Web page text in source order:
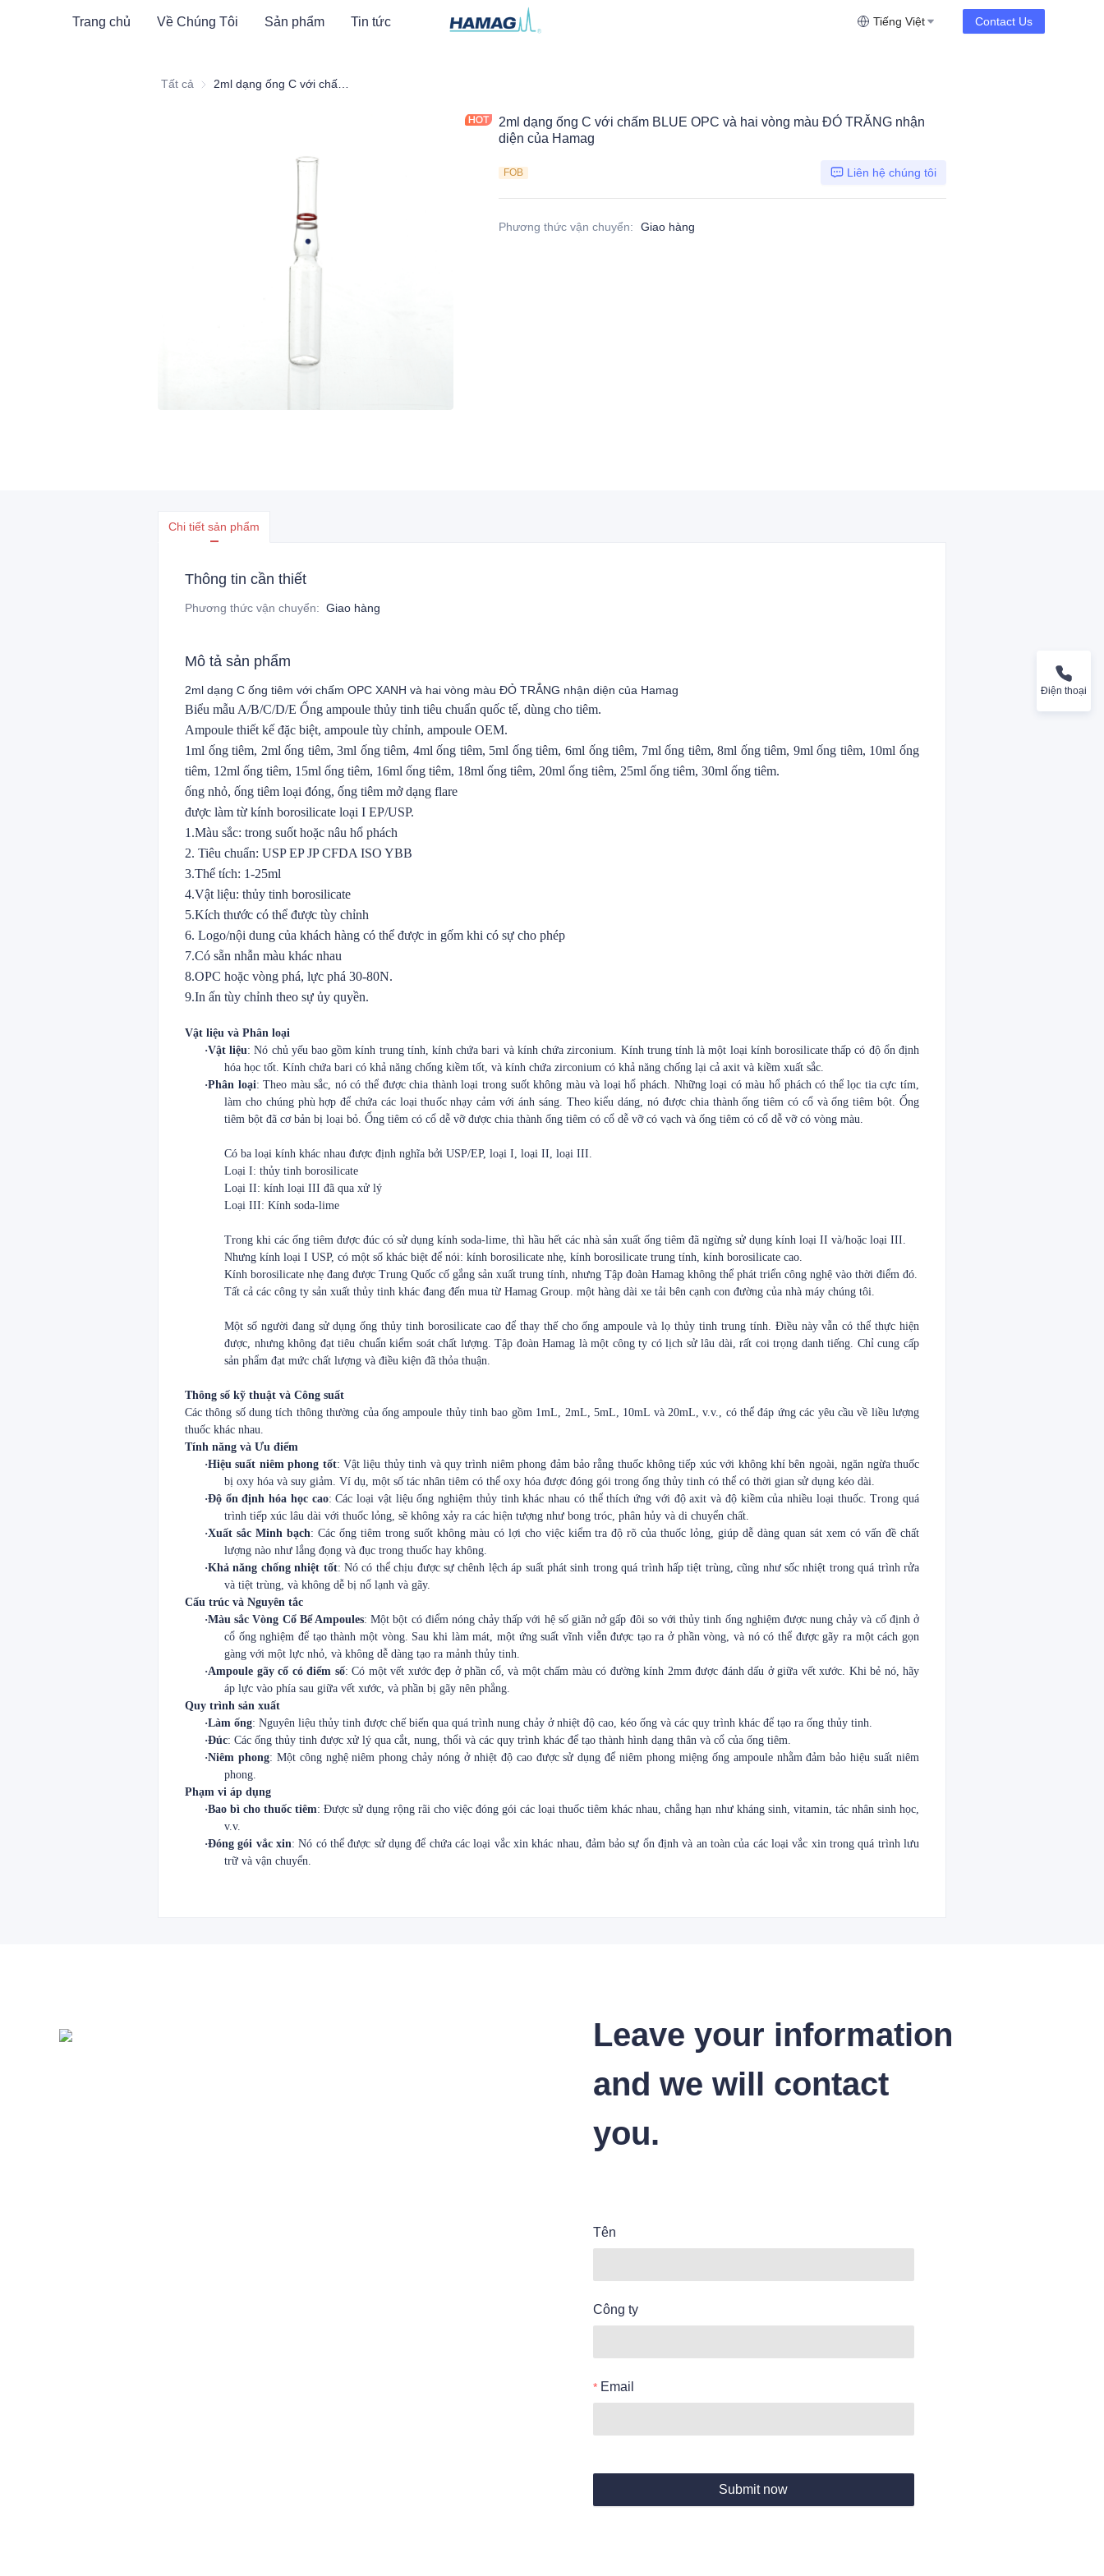
Trang chủ Về Chúng Tôi Sản phẩm Tin tức Tiếng Việt Contact Us
Tất cả
2ml dạng ống C với chấm BLUE OPC và hai vòng màu ĐỎ TRẮNG nhận
diện của Hamag
FOB Liên hệ chúng tôi
Phương thức vận chuyển: Giao hàng
Chi tiết sản phẩm
Thông tin cần thiết
Phương thức vận chuyển: Giao hàng
Mô tả sản phẩm
2ml dạng C ống tiêm với chấm OPC XANH và hai vòng màu ĐỎ TRẮNG nhận diện của Hamag
Biểu mẫu A/B/C/D/E Ống ampoule thủy tinh tiêu chuẩn quốc tế, dùng cho tiêm.
Ampoule thiết kế đặc biệt, ampoule tùy chỉnh, ampoule OEM.
1ml ống tiêm, 2ml ống tiêm, 3ml ống tiêm, 4ml ống tiêm, 5ml ống tiêm, 6ml ống tiêm, 7ml ống tiêm, 8ml ống tiêm, 9ml ống tiêm, 10ml ống
tiêm, 12ml ống tiêm, 15ml ống tiêm, 16ml ống tiêm, 18ml ống tiêm, 20ml ống tiêm, 25ml ống tiêm, 30ml ống tiêm.
ống nhỏ, ống tiêm loại đóng, ống tiêm mở dạng flare
được làm từ kính borosilicate loại I EP/USP.
1.Màu sắc: trong suốt hoặc nâu hổ phách
2. Tiêu chuẩn: USP EP JP CFDA ISO YBB
3.Thể tích: 1-25ml
4.Vật liệu: thủy tinh borosilicate
5.Kích thước có thể được tùy chỉnh
6. Logo/nội dung của khách hàng có thể được in gốm khi có sự cho phép
7.Có sẵn nhẫn màu khác nhau
8.OPC hoặc vòng phá, lực phá 30-80N.
9.In ấn tùy chỉnh theo sự ủy quyền.
Vật liệu và Phân loại
·Vật liệu: Nó chủ yếu bao gồm kính trung tính, kính chứa bari và kính chứa zirconium. Kính trung tính là một loại kính borosilicate thấp có độ ổn định
hóa học tốt. Kính chứa bari có khả năng chống kiềm tốt, và kính chứa zirconium có khả năng chống lại cả axit và kiềm xuất sắc.
·Phân loại: Theo màu sắc, nó có thể được chia thành loại trong suốt không màu và loại hổ phách. Những loại có màu hổ phách có thể lọc tia cực tím,
làm cho chúng phù hợp để chứa các loại thuốc nhạy cảm với ánh sáng. Theo kiểu dáng, nó được chia thành ống tiêm có cổ và ống tiêm bột. Ống
tiêm bột đã cơ bản bị loại bỏ. Ống tiêm có cổ dễ vỡ được chia thành ống tiêm có cổ dễ vỡ có vạch và ống tiêm có cổ dễ vỡ có vòng màu.
Có ba loại kính khác nhau được định nghĩa bởi USP/EP, loại I, loại II, loại III.
Loại I: thủy tinh borosilicate
Loại II: kính loại III đã qua xử lý
Loại III: Kính soda-lime
Trong khi các ống tiêm được đúc có sử dụng kính soda-lime, thì hầu hết các nhà sản xuất ống tiêm đã ngừng sử dụng kính loại II và/hoặc loại III.
Nhưng kính loại I USP, có một số khác biệt để nói: kính borosilicate nhẹ, kính borosilicate trung tính, kính borosilicate cao.
Kính borosilicate nhẹ đang được Trung Quốc cố gắng sản xuất trung tính, nhưng Tập đoàn Hamag không thể phát triển công nghệ vào thời điểm đó.
Tất cả các công ty sản xuất thủy tinh khác đang đến mua từ Hamag Group. một hàng dài xe tải bên cạnh con đường của nhà máy chúng tôi.
Một số người đang sử dụng ống thủy tinh borosilicate cao để thay thế cho ống ampoule và lọ thủy tinh trung tính. Điều này vẫn có thể thực hiện
được, nhưng không đạt tiêu chuẩn kiểm soát chất lượng. Tập đoàn Hamag là một công ty có lịch sử lâu dài, rất coi trọng danh tiếng. Chỉ cung cấp
sản phẩm đạt mức chất lượng và điều kiện đã thỏa thuận.
Thông số kỹ thuật và Công suất
Các thông số dung tích thông thường của ống ampoule thủy tinh bao gồm 1mL, 2mL, 5mL, 10mL và 20mL, v.v., có thể đáp ứng các yêu cầu về liều lượng
thuốc khác nhau.
Tính năng và Ưu điểm
·Hiệu suất niêm phong tốt: Vật liệu thủy tinh và quy trình niêm phong đảm bảo rằng thuốc không tiếp xúc với không khí bên ngoài, ngăn ngừa thuốc
bị oxy hóa và suy giảm. Ví dụ, một số tác nhân tiêm có thể oxy hóa được đóng gói trong ống thủy tinh có thể có thời gian sử dụng kéo dài.
·Độ ổn định hóa học cao: Các loại vật liệu ống nghiệm thủy tinh khác nhau có thể thích ứng với độ axit và độ kiềm của nhiều loại thuốc. Trong quá
trình tiếp xúc lâu dài với thuốc lỏng, sẽ không xảy ra các hiện tượng như bong tróc, phân hủy và di chuyển chất.
·Xuất sắc Minh bạch: Các ống tiêm trong suốt không màu có lợi cho việc kiểm tra độ rõ của thuốc lỏng, giúp dễ dàng quan sát xem có vấn đề chất
lượng nào như lắng đọng và đục trong thuốc hay không.
·Khả năng chống nhiệt tốt: Nó có thể chịu được sự chênh lệch áp suất phát sinh trong quá trình hấp tiệt trùng, cũng như sốc nhiệt trong quá trình rửa
và tiệt trùng, và không dễ bị nổ lạnh và gãy.
Cấu trúc và Nguyên tắc
·Màu sắc Vòng Cổ Bể Ampoules: Một bột có điểm nóng chảy thấp với hệ số giãn nở gấp đôi so với thủy tinh ống nghiệm được nung chảy và cố định ở
cổ ống nghiệm để tạo thành một vòng. Sau khi làm mát, một ứng suất vĩnh viễn được tạo ra ở phần vòng, và nó có thể được gãy ra một cách gọn
gàng với một lực nhỏ, và không dễ dàng tạo ra mảnh thủy tinh.
·Ampoule gãy cổ có điểm số: Có một vết xước đẹp ở phần cổ, và một chấm màu có đường kính 2mm được đánh dấu ở giữa vết xước. Khi bẻ nó, hãy
áp lực vào phía sau giữa vết xước, và phần bị gãy nên phẳng.
Quy trình sản xuất
·Làm ống: Nguyên liệu thủy tinh được chế biến qua quá trình nung chảy ở nhiệt độ cao, kéo ống và các quy trình khác để tạo ra ống thủy tinh.
·Đúc: Các ống thủy tinh được xử lý qua cắt, nung, thổi và các quy trình khác để tạo thành hình dạng thân và cổ của ống tiêm.
·Niêm phong: Một công nghệ niêm phong chảy nóng ở nhiệt độ cao được sử dụng để niêm phong miệng ống ampoule nhằm đảm bảo hiệu suất niêm
phong.
Phạm vi áp dụng
·Bao bì cho thuốc tiêm: Được sử dụng rộng rãi cho việc đóng gói các loại thuốc tiêm khác nhau, chẳng hạn như kháng sinh, vitamin, tác nhân sinh học,
v.v.
·Đóng gói vắc xin: Nó có thể được sử dụng để chứa các loại vắc xin khác nhau, đảm bảo sự ổn định và an toàn của các loại vắc xin trong quá trình lưu
trữ và vận chuyển.
Leave your information
and we will contact
you.
Tên
Công ty
Email
Submit now
Điện thoại